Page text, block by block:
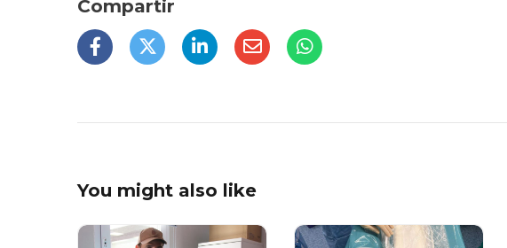
You might also like